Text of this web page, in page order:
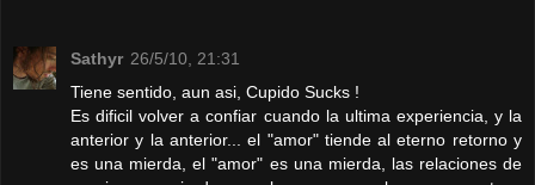
Sathyr 26/5/10, 21:31
Tiene sentido, aun asi, Cupido Sucks !
Es dificil volver a confiar cuando la ultima experiencia, y la
anterior y la anterior... el "amor" tiende al eterno retorno y
es una mierda, el "amor" es una mierda, las relaciones de